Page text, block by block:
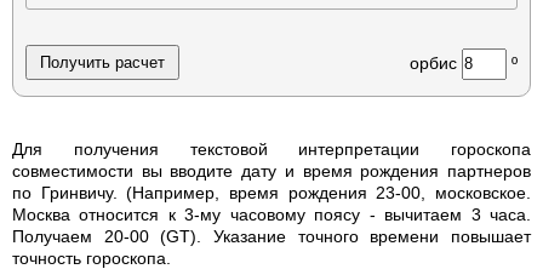
орбис º
Для получения текстовой интерпретации гороскопа
совместимости вы вводите дату и время рождения партнеров
по Гринвичу. (Например, время рождения 23-00, московское.
Москва относится к 3-му часовому поясу - вычитаем 3 часа.
Получаем 20-00 (GT). Указание точного времени повышает
точность гороскопа.